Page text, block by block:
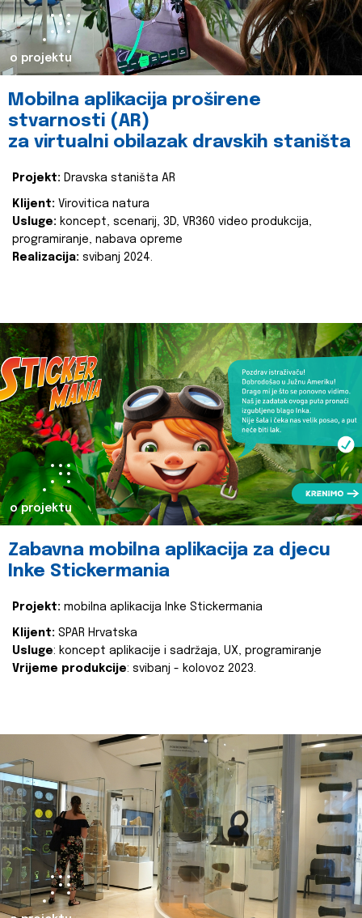
o projektu
Mobilna aplikacija proširene
stvarnosti (AR)
za virtualni obilazak dravskih staništa
Projekt: Dravska staništa AR
Klijent: Virovitica natura
Usluge: koncept, scenarij, 3D, VR360 video produkcija,
programiranje, nabava opreme
Realizacija: svibanj 2024.
o projektu
Zabavna mobilna aplikacija za djecu
Inke Stickermania
Projekt: mobilna aplikacija Inke Stickermania
Klijent: SPAR Hrvatska
Usluge: koncept aplikacije i sadržaja, UX, programiranje
Vrijeme produkcije: svibanj - kolovoz 2023.